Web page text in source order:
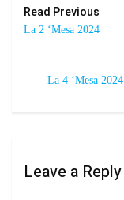
Read Previous
La 2 ‘Mesa 2024
La 4 ‘Mesa 2024
Leave a Reply